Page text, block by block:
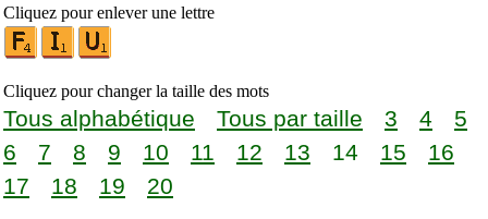
Cliquez pour enlever une lettre
Cliquez pour changer la taille des mots
Tous alphabétique Tous par taille 3 4
5
6
7 8 9 10 11 12 13 14 15
16
17
18 19 20